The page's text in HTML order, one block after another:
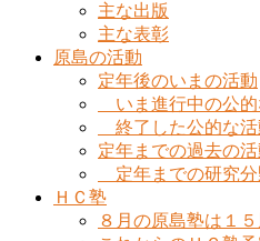
主な出版
主な表彰
原島の活動
定年後のいまの活動
いま進行中の公的
終了した公的な活
定年までの過去の活
定年までの研究分
ＨＣ塾
８月の原島塾は１